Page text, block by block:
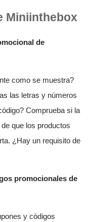
Miniinthebox
de
como se muestra?
las letras y números
Comprueba si la
que los productos
¿Hay un requisito de
promocionales de
y códigos